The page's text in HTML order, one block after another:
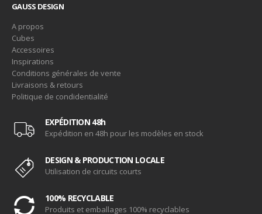
GAUSS DESIGN
A propos
Cubes
Accessoires
Inspirations
Conditions générales de vente
Livraisons & retours
Politique de condidentialité
EXPÉDITION 48h
Expédition en 48h pour les modèles en stock
DESIGN & PRODUCTION LOCALE
Utilisation de circuits courts
100% RECYCLABLE
Produits et emballages 100% recyclables